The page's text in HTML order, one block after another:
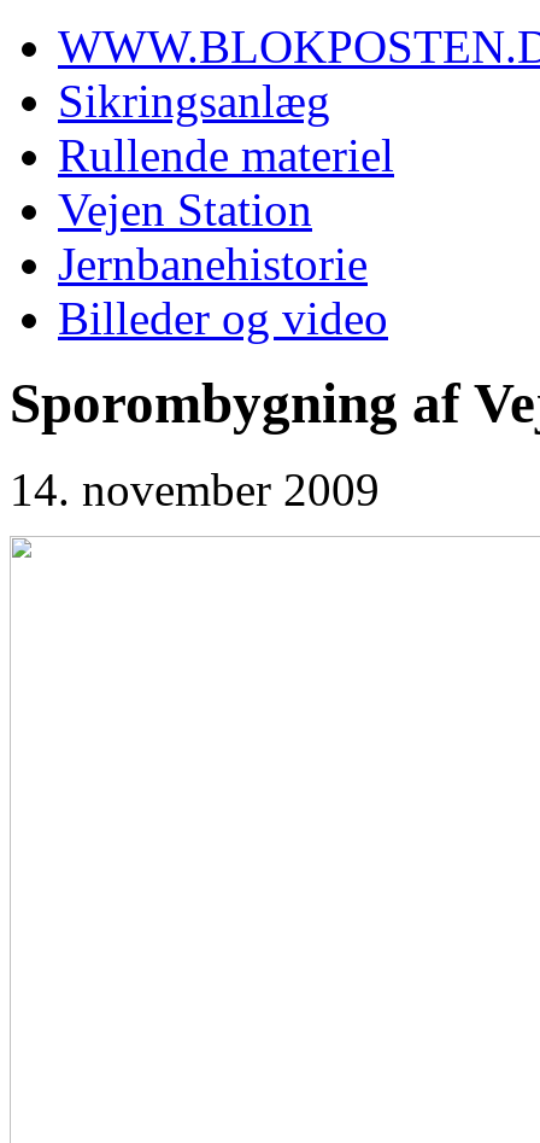
Sikringsanlæg
Rullende materiel
Vejen Station
Jernbanehistorie
Billeder og video
Sporombygning af
14. november 2009